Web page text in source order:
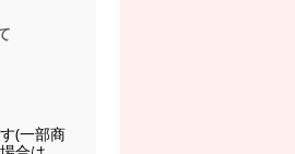
(一部商